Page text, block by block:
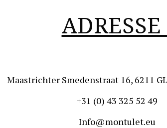
ADRESSE
Maastrichter Smedenstraat 16, 6211
+31 (0) 43 325 52 49
Info@montulet.eu